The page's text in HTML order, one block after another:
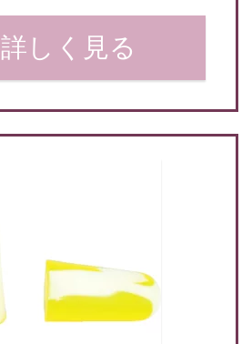
詳しく見る